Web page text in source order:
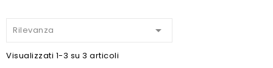
Rilevanza 
Visualizzati 1-3 su 3 articoli